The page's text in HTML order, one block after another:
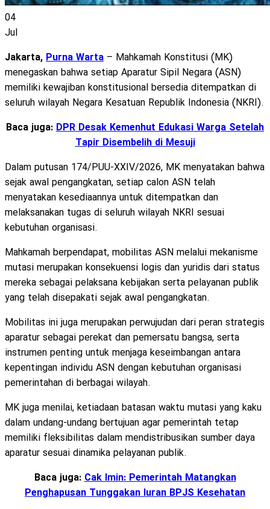
04
Jul
Jakarta, Purna Warta – Mahkamah Konstitusi (MK)
menegaskan bahwa setiap Aparatur Sipil Negara (ASN)
memiliki kewajiban konstitusional bersedia ditempatkan di
seluruh wilayah Negara Kesatuan Republik Indonesia (NKRI).
Baca juga: DPR Desak Kemenhut Edukasi Warga Setelah
Tapir Disembelih di Mesuji
Dalam putusan 174/PUU-XXIV/2026, MK menyatakan bahwa
sejak awal pengangkatan, setiap calon ASN telah
menyatakan kesediaannya untuk ditempatkan dan
melaksanakan tugas di seluruh wilayah NKRI sesuai
kebutuhan organisasi.
Mahkamah berpendapat, mobilitas ASN melalui mekanisme
mutasi merupakan konsekuensi logis dan yuridis dari status
mereka sebagai pelaksana kebijakan serta pelayanan publik
yang telah disepakati sejak awal pengangkatan.
Mobilitas ini juga merupakan perwujudan dari peran strategis
aparatur sebagai perekat dan pemersatu bangsa, serta
instrumen penting untuk menjaga keseimbangan antara
kepentingan individu ASN dengan kebutuhan organisasi
pemerintahan di berbagai wilayah.
MK juga menilai, ketiadaan batasan waktu mutasi yang kaku
dalam undang-undang bertujuan agar pemerintah tetap
memiliki fleksibilitas dalam mendistribusikan sumber daya
aparatur sesuai dinamika pelayanan publik.
Baca juga:Cak Imin: Pemerintah Matangkan
Penghapusan Tunggakan Iuran BPJS Kesehatan